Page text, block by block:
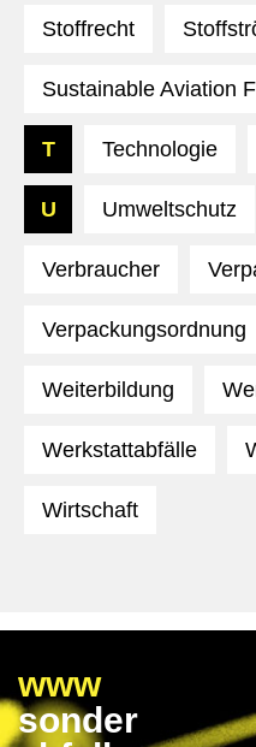
Stoffrecht
Sustainable Aviation
T Technologie
U Umweltschutz
Verbraucher
Verpackungsordnung
Weiterbildung
Werkstattabfälle
Wirtschaft
www
sonder